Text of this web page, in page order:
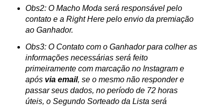
Obs2: O Macho Moda será responsável pelo
contato e a Right Here pelo envio da premiação
ao Ganhador.
Obs3: O Contato com o Ganhador para colher as
informações necessárias será feito
primeiramente com marcação no Instagram e
após via email, se o mesmo não responder e
passar seus dados, no período de 72 horas
úteis, o Segundo Sorteado da Lista será